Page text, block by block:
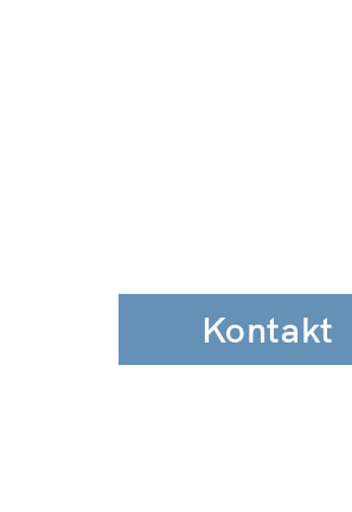
Kontakt